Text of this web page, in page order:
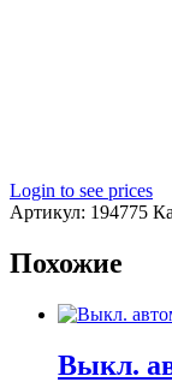
Login to see prices
Артикул: 194775
Похожие
Выкл.